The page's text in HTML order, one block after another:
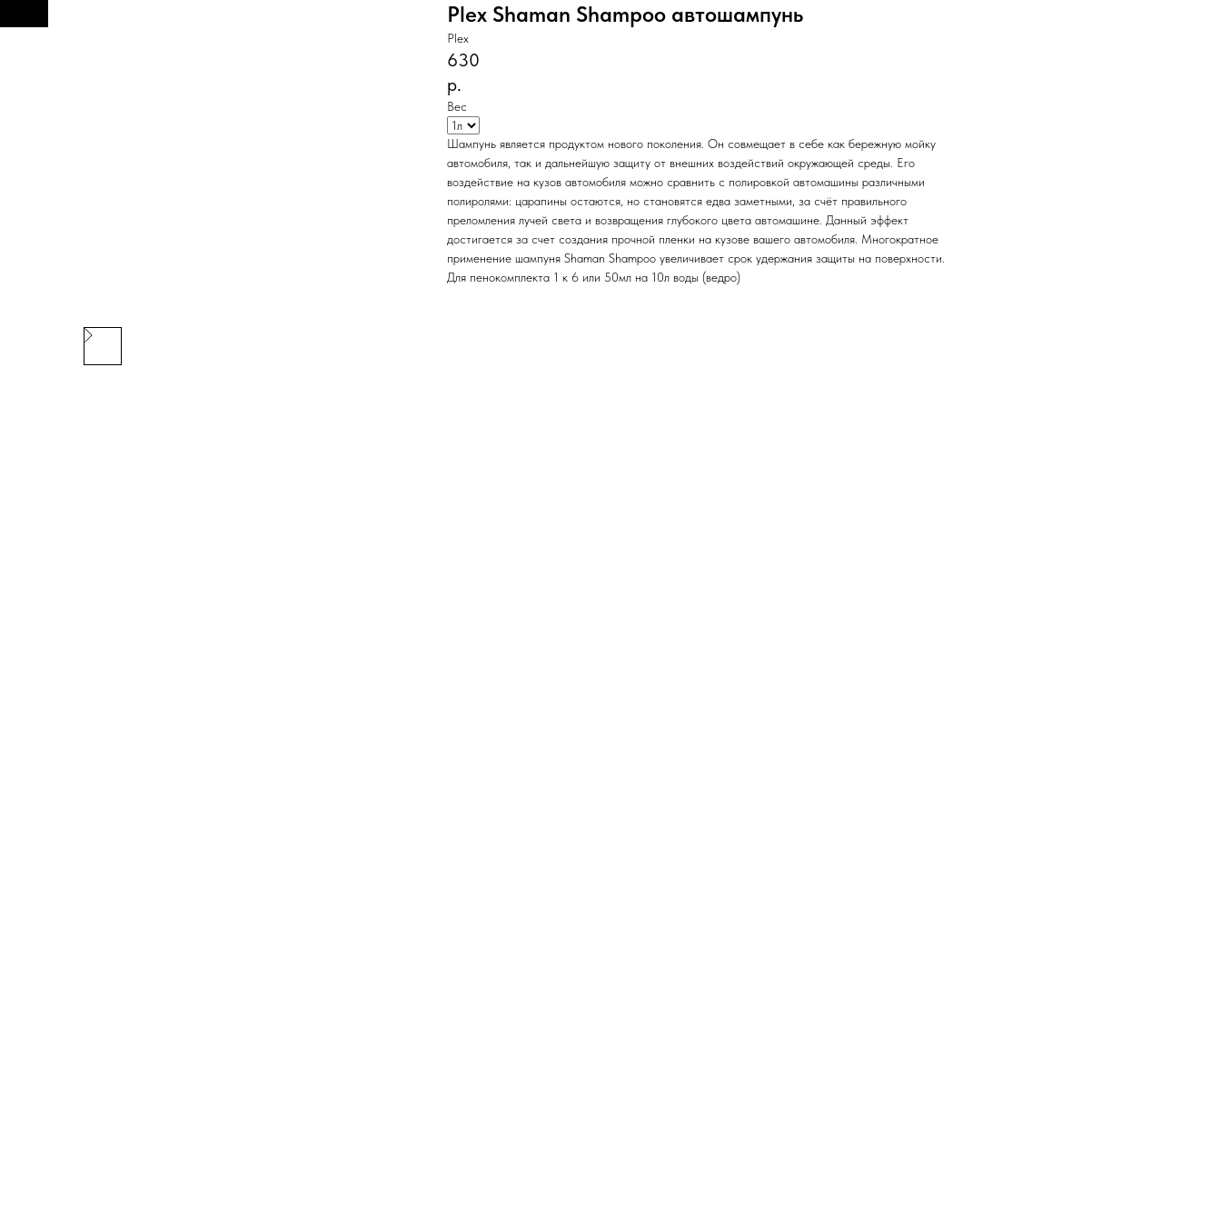
Plex Shaman Shampoo автошампунь
Plex
630
р.
Вес
Шампунь является продуктом нового поколения. Он совмещает в себе как бережную мойку
автомобиля, так и дальнейшую защиту от внешних воздействий окружающей среды. Его
воздействие на кузов автомобиля можно сравнить с полировкой автомашины различными
полиролями: царапины остаются, но становятся едва заметными, за счёт правильного
преломления лучей света и возвращения глубокого цвета автомашине. Данный эффект
достигается за счет создания прочной пленки на кузове вашего автомобиля. Многократное
применение шампуня Shaman Shampoo увеличивает срок удержания защиты на поверхности.
Для пенокомплекта 1 к 6 или 50мл на 10л воды (ведро)